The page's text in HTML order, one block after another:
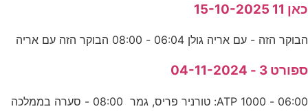
כאן 11 15-10-2025
הבוקר הזה - עם אריה גולן 06:04 - 08:00 הבוקר הזה עם אריה
ספורט 3 - 04-11-2024
06:00 - ATP 1000: טורניר פריס, גמר 08:00 - סערה בממלכה